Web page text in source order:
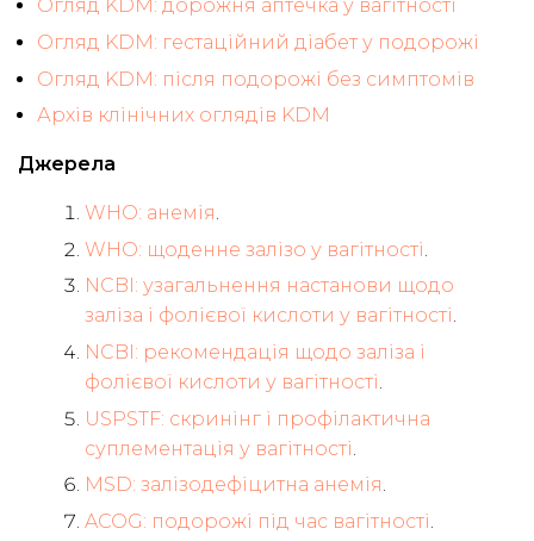
Огляд KDM: дорожня аптечка у вагітності
Огляд KDM: гестаційний діабет у подорожі
Огляд KDM: після подорожі без симптомів
Архів клінічних оглядів KDM
Джерела
WHO: анемія.
WHO: щоденне залізо у вагітності.
NCBI: узагальнення настанови щодо
заліза і фолієвої кислоти у вагітності.
NCBI: рекомендація щодо заліза і
фолієвої кислоти у вагітності.
USPSTF: скринінг і профілактична
суплементація у вагітності
MSD: залізодефіцитна анемія.
ACOG: подорожі під час вагітності